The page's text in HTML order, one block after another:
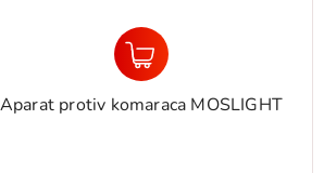
Teleskopska metla TOUCAN